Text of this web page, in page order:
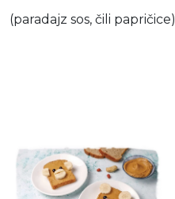
(paradajz sos, čili papričice)